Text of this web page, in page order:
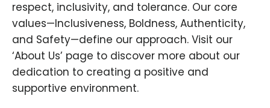
respect, inclusivity, and tolerance. Our core
values—Inclusiveness, Boldness, Authenticity,
and Safety—define our approach. Visit our
‘About Us’ page to discover more about our
dedication to creating a positive and
supportive environment.